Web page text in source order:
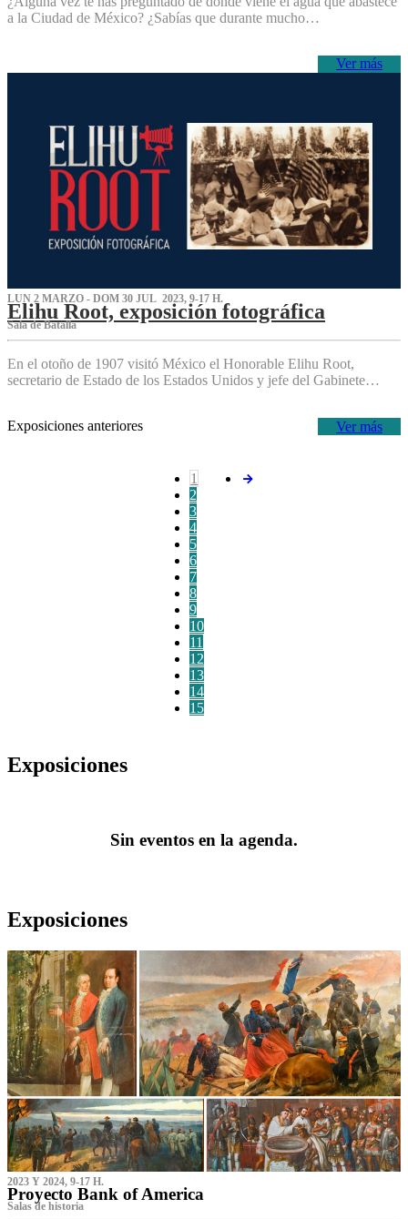
a la Ciudad de México? ¿Sabías que durante mucho…
Ver más
LUN 2 MARZO - DOM 30 JUL 2023, 9-17 H.
Elihu Root, exposición fotográfica
Sala de Batalla
En el otoño de 1907 visitó México el Honorable Elihu Root,
secretario de Estado de los Estados Unidos y jefe del Gabinete…
Ver más
Exposiciones anteriores
1
2
3
4
5
6
7
8
9
10
11
12
13
14
15
Exposiciones
Sin eventos en la agenda.
Exposiciones
2023 Y 2024, 9-17 H.
Proyecto Bank of America
S‌alas de historia